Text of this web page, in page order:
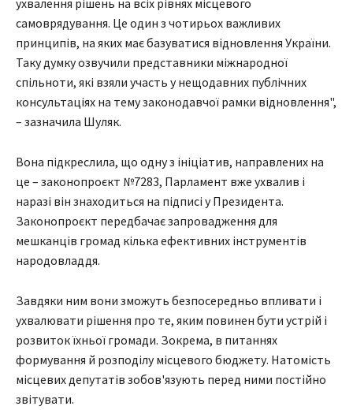
ухвалення рішень на всіх рівнях місцевого
самоврядування. Це один з чотирьох важливих
принципів, на яких має базуватися відновлення України.
Таку думку озвучили представники міжнародної
спільноти, які взяли участь у нещодавних публічних
консультаціях на тему законодавчої рамки відновлення",
– зазначила Шуляк.
Вона підкреслила, що одну з ініціатив, направлених на
це – законопроєкт №7283, Парламент вже ухвалив і
наразі він знаходиться на підписі у Президента.
Законопроєкт передбачає запровадження для
мешканців громад кілька ефективних інструментів
народовладдя.
Завдяки ним вони зможуть безпосередньо впливати і
ухвалювати рішення про те, яким повинен бути устрій і
розвиток їхньої громади. Зокрема, в питаннях
формування й розподілу місцевого бюджету. Натомість
місцевих депутатів зобов'язують перед ними постійно
звітувати.